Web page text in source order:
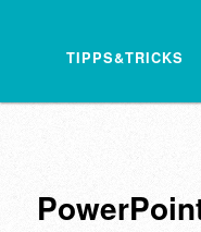
TIPPS&TRICKS